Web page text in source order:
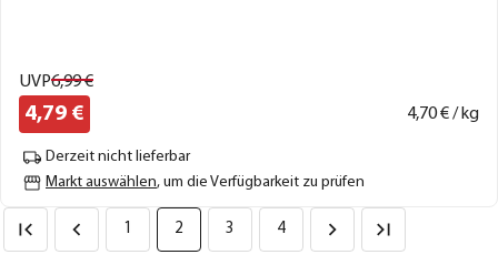
UVP6,99€
4,79 € 4,70€ / kg
Derzeit nicht lieferbar
Markt auswählen, um die Verfügbarkeit zu prüfen
1 2 3 4